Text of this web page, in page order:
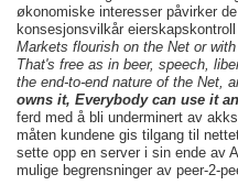
økonomiske interesser påvirker
konsesjonsvilkår
Markets flourish on the Net or
That's free as in beer, speech,
the end-to-end nature of the Net,
owns it, Everybody can use it
ferd med å bli underminert av
måten kundene gis tilgang til
sette opp en server i sin ende av
mulige begrensninger av peer-2-